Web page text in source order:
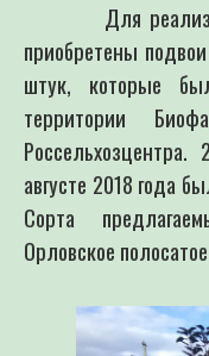
Для
приобретены
штук, которые
территории
августе 2018 года
Сорта
Орловское